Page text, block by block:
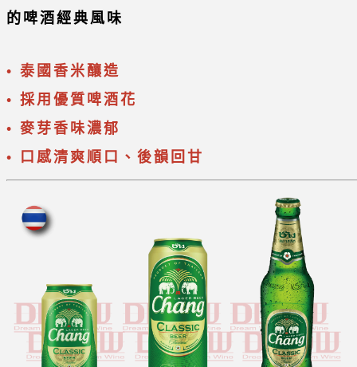
的啤酒經典風味
• 泰國香米釀造
• 採用優質啤酒花
• 麥芽香味濃郁
• 口感清爽順口、後韻回甘